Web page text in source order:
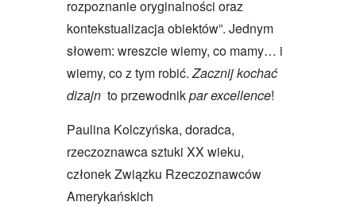
rozpoznanie oryginalności oraz
kontekstualizacja obiektów”. Jednym
słowem: wreszcie wiemy, co mamy… i
wiemy, co z tym robić.Zacznij kochać
dizajn to przewodnikpar excellence!
Paulina Kolczyńska, doradca,
rzeczoznawca sztuki XX wieku,
członek Związku Rzeczoznawców
Amerykańskich